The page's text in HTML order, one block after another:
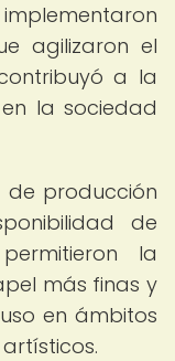
agilizaron el
a la
la sociedad
de producción
de
la
más finas y
en ámbitos